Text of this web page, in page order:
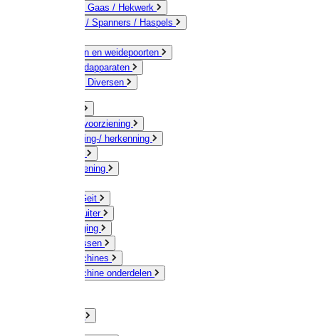
Geleiders / Gaas / Hekwerk
Verbinders / Spanners / Haspels
Doorgangen en weidepoorten
Schrikdraadapparaten
Afrastering Diversen
Drinkwatervoorziening
Veemarkering-/ herkenning
Voervoorziening
Schaap / Geit
Paard & Ruiter
Veeverzorging
Scheermessen
Scheermachines
Scheermachine onderdelen